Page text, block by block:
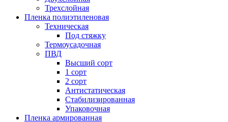
Трехслойная
Пленка полиэтиленовая
Техническая
Под стяжку
Термоусадочная
ПВД
Высший сорт
1 сорт
2 сорт
Антистатическая
Стабилизированная
Упаковочная
Пленка армированная